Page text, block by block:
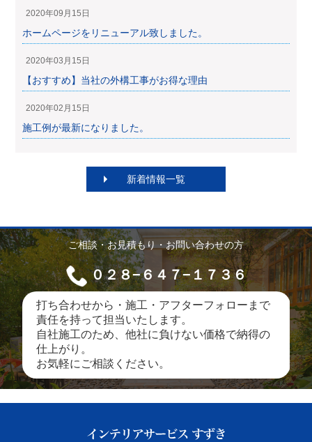
2020年09月15日
ホームページをリニューアル致しました。
2020年03月15日
【おすすめ】当社の外構工事がお得な理由
2020年02月15日
施工例が最新になりました。
新着情報一覧
ご相談・お見積もり・お問い合わせの方
０２８−６４７−１７３６
打ち合わせから・施工・アフターフォローまで
責任を持って担当いたします。
自社施工のため、他社に負けない価格で納得の
仕上がり。
お気軽にご相談ください。